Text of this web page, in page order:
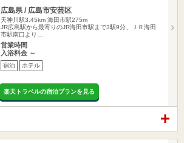
広島県 / 広島市安芸区
天神川駅3.45km 海田市駅275m
JR広島駅から最寄りのJR海田市駅まで3駅9分、ＪＲ海田
市駅南口より…
営業時間
入浴料金 ～
宿泊 ホテル
楽天トラベルの宿泊プランを見る